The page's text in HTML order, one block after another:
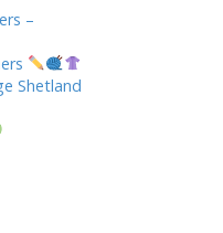
–
Shetland